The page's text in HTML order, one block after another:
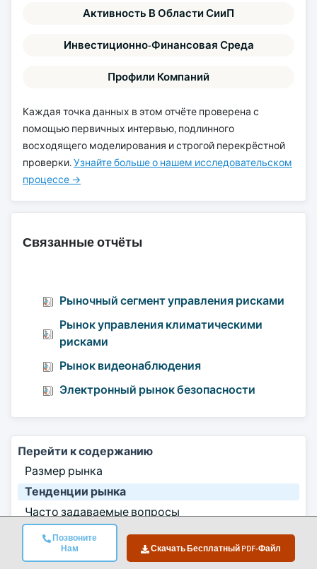
Позвоните
Нам
Скачать Бесплатный PDF-Файл
Активность В Области СииП
Инвестиционно-Финансовая Среда
Профили Компаний
Каждая точка данных в этом отчёте проверена с
помощью первичных интервью, подлинного
восходящего моделирования и строгой перекрёстной
проверки.Узнайте больше о нашем исследовательском
процессе →
Связанные отчёты
Рыночный сегмент управления рисками
Рынок управления климатическими
рисками
Рынок видеонаблюдения
Электронный рынок безопасности
Перейти к содержанию
Размер рынка
Тенденции рынка
Часто задаваемые вопросы
Методология исследования
Связанные отчёты